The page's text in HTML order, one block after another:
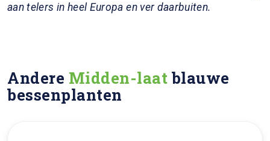
aan telers in heel Europa en ver daarbuiten.
Andere Midden-laat blauwe
bessenplanten